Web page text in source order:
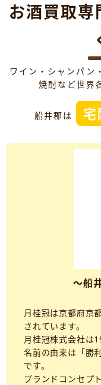
お酒買取専
ワイン・シャンパン
焼酎など世界
船井郡は 宅
～船
月桂冠は京都府京
されています。
月桂冠株式会社は
名前の由来は「勝
です。
ブランドコンセプ